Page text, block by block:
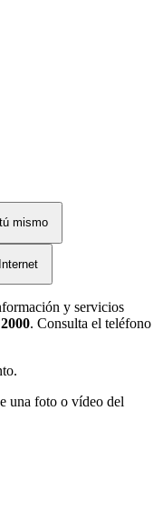
mismo
y servicios
. Consulta el teléfono
una foto o vídeo del